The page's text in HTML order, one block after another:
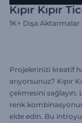
Kıpır Kıpır
1K+ Dışa Aktarmalar
Projelerinizi kreatif
arıyorsunuz? Kıpır
çekmesini
renk
elde edin. Bu introyu